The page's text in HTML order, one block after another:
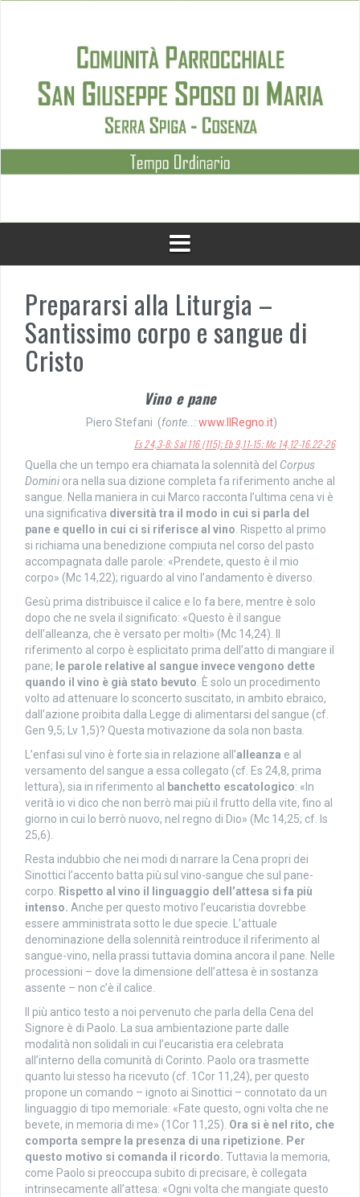
Prepararsi alla Liturgia –
Santissimo corpo e sangue di
Cristo
Vino e pane
Piero Stefani (fonte..: www.IlRegno.it)
Es 24,3-8; Sal 116 (115); Eb 9,11-15; Mc 14,12-16.22-26
Quella che un tempo era chiamata la solennità del Corpus
Domini ora nella sua dizione completa fa riferimento anche al
sangue. Nella maniera in cui Marco racconta l’ultima cena vi è
una significativa diversità tra il modo in cui si parla del
pane e quello in cui ci si riferisce al vino . Rispetto al primo
si richiama una benedizione compiuta nel corso del pasto
accompagnata dalle parole: «Prendete, questo è il mio
corpo» (Mc 14,22); riguardo al vino l’andamento è diverso.
Gesù prima distribuisce il calice e lo fa bere, mentre è solo
dopo che ne svela il significato: «Questo è il sangue
dell’alleanza, che è versato per molti» (Mc 14,24). Il
riferimento al corpo è esplicitato prima dell’atto di mangiare il
pane; le parole relative al sangue invece vengono dette
quando il vino è già stato bevuto . È solo un procedimento
volto ad attenuare lo sconcerto suscitato, in ambito ebraico,
dall’azione proibita dalla Legge di alimentarsi del sangue (cf.
Gen 9,5; Lv 1,5)? Questa motivazione da sola non basta.
L’enfasi sul vino è forte sia in relazione all’alleanza e al
versamento del sangue a essa collegato (cf. Es 24,8, prima
lettura), sia in riferimento al
banchetto escatologico: «In
verità io vi dico che non berrò mai più il frutto della vite, fino al
giorno in cui lo berrò nuovo, nel regno di Dio» (Mc 14,25; cf. Is
25,6).
Resta indubbio che nei modi di narrare la Cena propri dei
Sinottici l’accento batta più sul vino-sangue che sul pane-
corpo.
Rispetto al vino il linguaggio dell’attesa si fa più
intenso. Anche per questo motivo l’eucaristia dovrebbe
essere amministrata sotto le due specie. L’attuale
denominazione della solennità reintroduce il riferimento al
sangue-vino, nella prassi tuttavia domina ancora il pane. Nelle
processioni – dove la dimensione dell’attesa è in sostanza
assente – non c’è il calice.
Il più antico testo a noi pervenuto che parla della Cena del
Signore è di Paolo. La sua ambientazione parte dalle
modalità non solidali in cui l’eucaristia era celebrata
all’interno della comunità di Corinto. Paolo ora trasmette
quanto lui stesso ha ricevuto (cf. 1Cor 11,24), per questo
propone un comando – ignoto ai Sinottici – connotato da un
linguaggio di tipo memoriale: «Fate questo, ogni volta che ne
bevete, in memoria di me» (1Cor 11,25). Ora si è nel rito, che
comporta sempre la presenza di una ripetizione. Per
questo motivo si comanda il ricordo. Tuttavia la memoria,
come Paolo si preoccupa subito di precisare, è collegata
intrinsecamente all’attesa: «Ogni volta che mangiate questo